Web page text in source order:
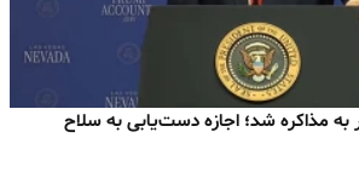
به مذاکره شد؛ اجازه دست‌یابی به سلاح